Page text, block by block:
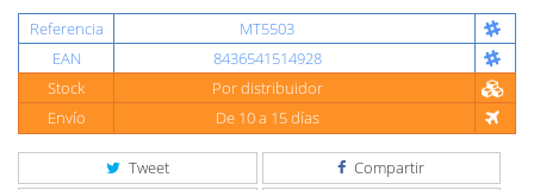
Referencia
MT5503
EAN
8436541514928
Stock
Por distribuidor
Envío
De 10 a 15 días
Tweet
Compartir